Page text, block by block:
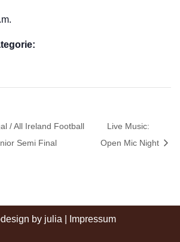
/ All Ireland Football
Semi Final
Live Music:
Open Mic Night
by julia Impressum